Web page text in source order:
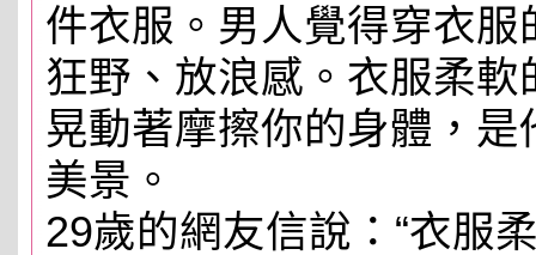
件衣服。男人覺得穿衣
狂野、放浪感。衣服柔
晃動著摩擦你的身體，
美景。
29歲的網友信說：“衣服